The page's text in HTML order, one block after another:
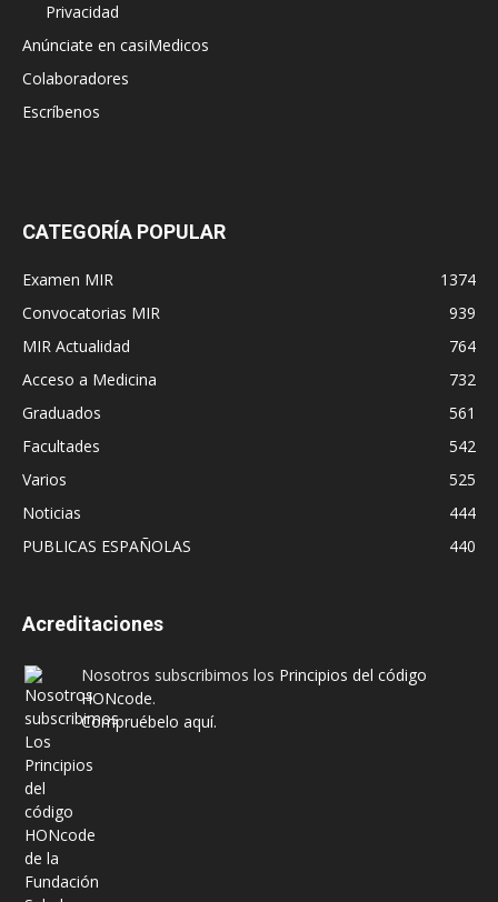
Privacidad
Anúnciate en casiMedicos
Colaboradores
Escríbenos
CATEGORÍA POPULAR
Examen MIR
1374
Convocatorias MIR
939
MIR Actualidad
764
Acceso a Medicina
732
Graduados
561
Facultades
542
Varios
525
Noticias
444
PUBLICAS ESPAÑOLAS
440
Acreditaciones
Nosotros subscribimos los Principios del código
HONcode.
Compruébelo aquí.